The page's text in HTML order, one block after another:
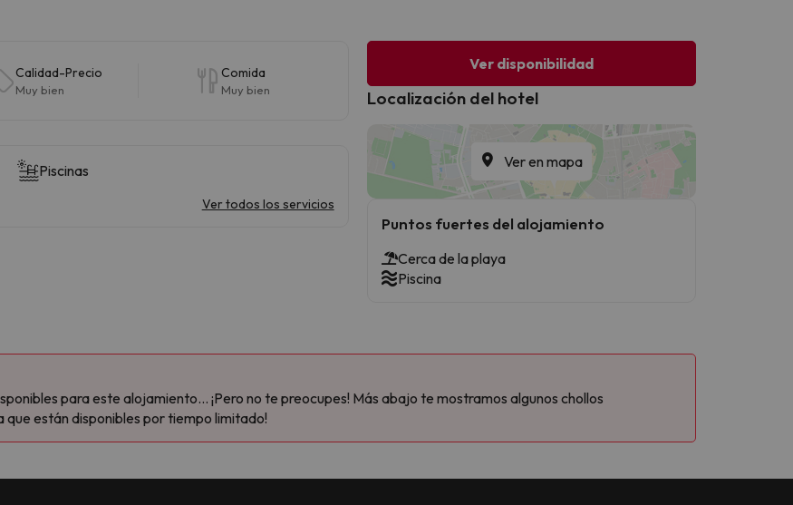
Calidad-Precio
Muy bien
Comida
Muy bien
Piscinas
Ver todos los servicios
Ver disponibilidad
Localización del hotel
Ver en mapa
Puntos fuertes del alojamiento
Cerca de la playa
Piscina
para este alojamiento... ¡Pero no te preocupes! Más abajo te mostramos algunos chollos
que están disponibles por tiempo limitado!